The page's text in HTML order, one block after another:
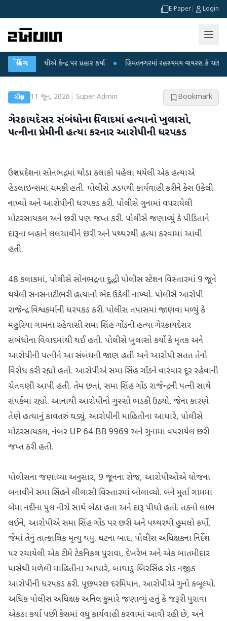
E-Paper Login
બ્રેકિંગ
ગાંધીએ કેન્દ્ર પર પ્રહાર કર્યા ● હિંમતનગરમાં રહસ્યમય વાયરસ કે ચાંદીપુરા? 6
રાષ્ટ્રીય 11 જૂન, 2026 Super Admin Bookmark
ગેરકાયદેસર સંબંધોના વિવાદમાં હત્યાનો ખુલાસો,
પત્નીના પ્રેમીની હત્યા કરનાર આરોપીની ધરપકડ
ઉત્તર પ્રદેશના સોનભદ્રમાં થોડા કલાકો પહેલા થયેલી એક હત્યાએ
હેડલાઇન્સમાં ચમકી હતી. પોલીસે ઝડપથી કાર્યવાહી કરીને કેસ ઉકેલી
નાખ્યો અને આરોપીની ધરપકડ કરી. પોલીસે ગુનામાં વપરાયેલી
મોટરસાયકલ અને છરી પણ જપ્ત કરી. પોલીસે જણાવ્યું કે પીડિતાને
દારૂના બહાને લલચાવીને છરી અને પથ્થરથી હત્યા કરવામાં આવી
હતી.
48 કલાકમાં, પોલીસે સોનભદ્રના દુદ્ધી પોલીસ સ્ટેશન વિસ્તારમાં 9 જૂને
થયેલી સનસનાટીભરી હત્યાનો ભેદ ઉકેલી નાખ્યો. પોલીસે આરોપી
રાજેન્દ્ર વિશ્વકર્માની ધરપકડ કરી. પોલીસ તપાસમાં જાણવા મળ્યું કે
મહુરિયા ગામના રહેવાસી સમા સિંહ ગોંડની હત્યા ગેરકાયદેસર
સંબંધોના વિવાદમાંથી થઈ હતી. પોલીસે ખુલાસો કર્યો કે મૃતક અને
આરોપીની પત્નીને આ સંબંધની જાણ હતી અને આરોપી સતત તેનો
વિરોધ કરી રહ્યો હતો. આરોપીએ સમા સિંહ ગોંડને વારંવાર દૂર રહેવાની
ચેતવણી આપી હતી. તેમ છતાં, સમા સિંહ ગોંડ રાજેન્દ્રની પત્ની સાથે
સંપર્કમાં રહ્યો. આનાથી આરોપીનો ગુસ્સો ભડકી ઉઠ્યો, જેના કારણે
તેણે હત્યાનું કાવતરું ઘડ્યું. આરોપીની માહિતીના આધારે, પોલીસે
મોટરસાયકલ, નંબર UP 64 BB 9969 અને ગુનામાં વપરાયેલ છરી
જપ્ત કરી હતી.
પોલીસના જણાવ્યા અનુસાર, 9 જૂનના રોજ, આરોપીઓએ યોજના
બનાવીને સમા સિંહને લીલાસી વિસ્તારમાં બોલાવ્યો. બંને મુર્તા ગામમાં
બેમા નદીના પુલ નીચે સાથે બેઠા હતા અને દારૂ પીધો હતો. તકનો લાભ
લઈને, આરોપીએ સમા સિંહ ગોંડ પર છરી અને પથ્થરથી હુમલો કર્યો,
જેમાં તેનું તાત્કાલિક મૃત્યુ થયું. ઘટના બાદ, પોલીસ અધિક્ષકના નિર્દેશ
પર રચાયેલી એક ટીમે ટેકનિકલ પુરાવા, દેખરેખ અને એક બાતમીદાર
પાસેથી મળેલી માહિતીના આધારે, બાઘાડુ-બિરસિંહ રોડ નજીક
આરોપીની ધરપકડ કરી. પૂછપરછ દરમિયાન, આરોપીએ ગુનો કબૂલ્યો.
અધિક પોલીસ અધિક્ષક અનિલ કુમારે જણાવ્યું હતું કે જરૂરી પુરાવા
એકઠા કર્યા પછી કેસમાં વધુ કાર્યવાહી કરવામાં આવી રહી છે, અને